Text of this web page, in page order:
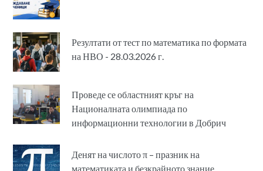
Резултати от тест по математика по формата
на НВО - 28.03.2026 г.
Проведе се областният кръг на
Националната олимпиада по
информационни технологии в Добрич
Денят на числото π – празник на
математиката и безкрайното знание